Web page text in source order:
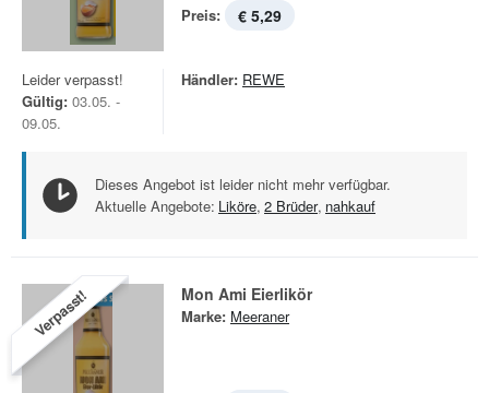
Preis: € 5,29
Leider verpasst!
Gültig: 03.05. -
09.05.
Händler: REWE
Dieses Angebot ist leider nicht mehr verfügbar.
Aktuelle Angebote: Liköre, 2 Brüder, nahkauf
Verpasst! Mon Ami Eierlikör
Marke: Meeraner